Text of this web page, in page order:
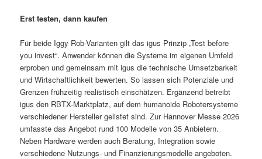
Erst testen, dann kaufen
Für beide Iggy Rob-Varianten gilt das igus Prinzip „Test before
you invest“. Anwender können die Systeme im eigenen Umfeld
erproben und gemeinsam mit igus die technische Umsetzbarkeit
und Wirtschaftlichkeit bewerten. So lassen sich Potenziale und
Grenzen frühzeitig realistisch einschätzen. Ergänzend betreibt
igus den RBTX-Marktplatz, auf dem humanoide Robotersysteme
verschiedener Hersteller gelistet sind. Zur Hannover Messe 2026
umfasste das Angebot rund 100 Modelle von 35 Anbietern.
Neben Hardware werden auch Beratung, Integration sowie
verschiedene Nutzungs- und Finanzierungsmodelle angeboten.